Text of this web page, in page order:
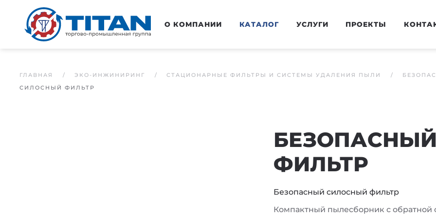
Перейти к основному содержанию О КОМПАНИИ КАТАЛОГ УСЛУГИ ПРОЕКТЫ
ГЛАВНАЯ ЭКО-ИНЖИНИРИНГ СТАЦИОНАРНЫЕ ФИЛЬТРЫ И СИСТЕМЫ УДАЛЕНИЯ ПЫЛИ
СИЛОСНЫЙ ФИЛЬТР
ФИЛЬТР
Безопасный силосный фильтр
Компактный пылесборник с обратной